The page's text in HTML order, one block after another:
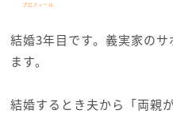
プロフィール
結婚3年目です。義実家の
ます。
結婚するとき夫から「両親